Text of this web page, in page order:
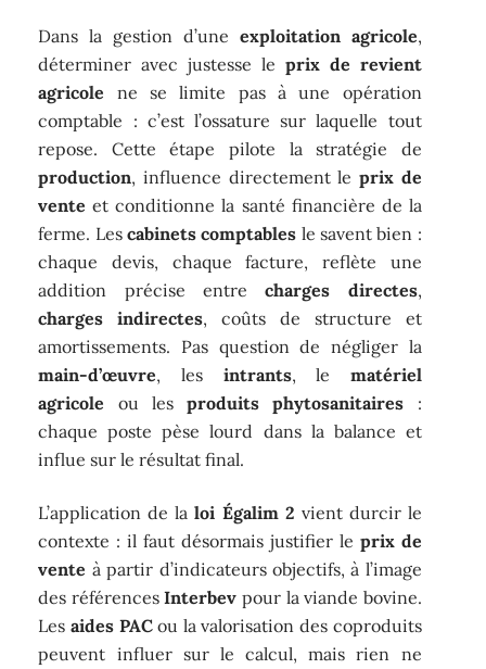
Dans la gestion d’une exploitation agricole,
déterminer avec justesse le prix de revient
agricole ne se limite pas à une opération
comptable : c’est l’ossature sur laquelle tout
repose. Cette étape pilote la stratégie de
production, influence directement le prix de
vente et conditionne la santé financière de la
ferme. Lescabinets comptables le savent bien :
chaque devis, chaque facture, reflète une
addition précise entrecharges directes,
charges indirectes, coûts de structure et
amortissements. Pas question de négliger la
main-d’œuvre, les intrants, le matériel
agricole ou lesproduits phytosanitaires :
chaque poste pèse lourd dans la balance et
influe sur le résultat final.
L’application de laloi Égalim 2 vient durcir le
contexte : il faut désormais justifier le prix de
vente à partir d’indicateurs objectifs, à l’image
des référencesInterbev pour la viande bovine.
Les aides PACou la valorisation des coproduits
peuvent influer sur le calcul, mais rien ne